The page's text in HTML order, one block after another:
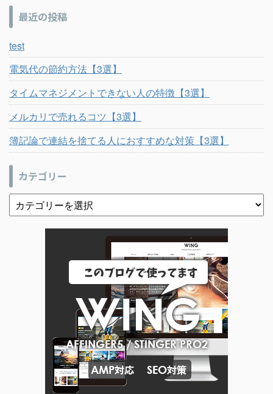
最近の投稿
test
電気代の節約方法【3選】
タイムマネジメントできない人の特徴【3選】
メルカリで売れるコツ【3選】
簿記論で連結を捨てる人におすすめな対策【3選】
カテゴリー